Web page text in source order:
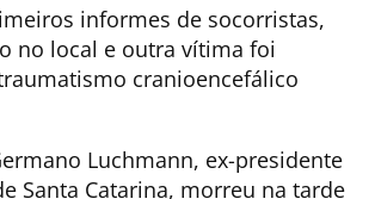
informes de socorristas,
no local e outra vítima foi
cranioencefálico
Luchmann, ex-presidente
Santa Catarina, morreu na tarde